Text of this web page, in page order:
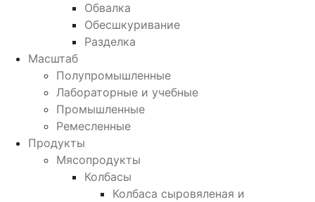
Обвалка
Обесшкуривание
Разделка
Масштаб
Полупромышленные
Лабораторные и учебные
Промышленные
Ремесленные
Продукты
Мясопродукты
Колбасы
Колбаса сыровяленая и